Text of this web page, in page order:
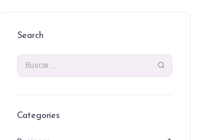
Search
Categories